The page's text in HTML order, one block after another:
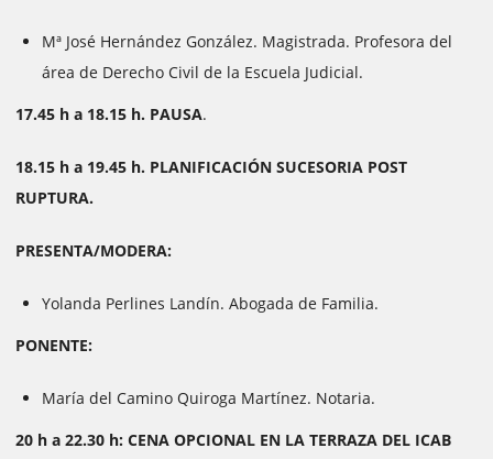
Mª José Hernández González. Magistrada. Profesora del
área de Derecho Civil de la Escuela Judicial.
17.45 h a 18.15 h. PAUSA.
18.15 h a 19.45 h. PLANIFICACIÓN SUCESORIA POST
RUPTURA.
PRESENTA/MODERA:
Yolanda Perlines Landín. Abogada de Familia.
PONENTE:
María del Camino Quiroga Martínez. Notaria.
20 h a 22.30 h: CENA OPCIONAL EN LA TERRAZA DEL ICAB